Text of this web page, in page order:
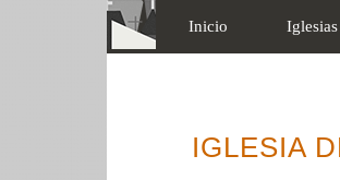
Inicio
IGLESIA